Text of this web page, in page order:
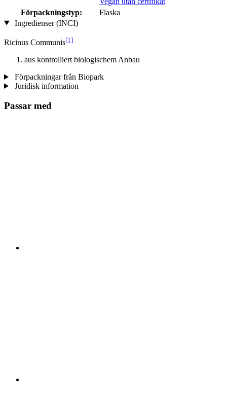
Förpackningstyp:
Flaska
Ingredienser (INCI)
Ricinus Communis[1]
aus kontrolliert biologischem Anbau
Förpackningar från Biopark
Juridisk information
Passar med